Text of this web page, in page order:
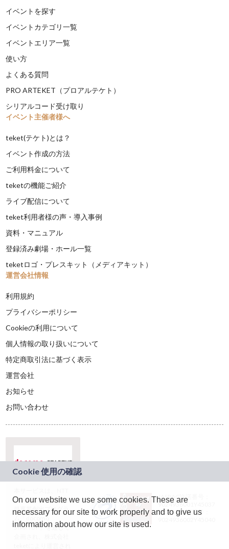
イベントを探す
イベントカテゴリ一覧
イベントエリア一覧
使い方
よくある質問
PRO ARTEKET（プロアルテケト）
シリアルコード受け取り
イベント主催者様へ
teket(テケト)とは？
イベント作成の方法
ご利用料金について
teketの機能ご紹介
ライブ配信について
teket利用者様の声・導入事例
資料・マニュアル
登録済み劇場・ホール一覧
teketロゴ・プレスキット（メディアキット）
運営会社情報
利用規約
プライバシーポリシー
Cookieの利用について
個人情報の取り扱いについて
特定商取引法に基づく表示
運営会社
お知らせ
お問い合わせ
ドコモグループの新
規事業創出プログラ
ム「docomo
STARTUP」を通じて
JASRAC許諾番号：
9024936001Y45037
JASRAC許諾番号：
On our website we use some cookies. These are
necessary for our site to work properly and to give us
information about how our site is used.